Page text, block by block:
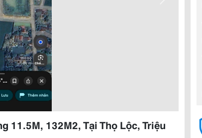
11.5M, 132M2, Tại Thọ Lộc, Triệu